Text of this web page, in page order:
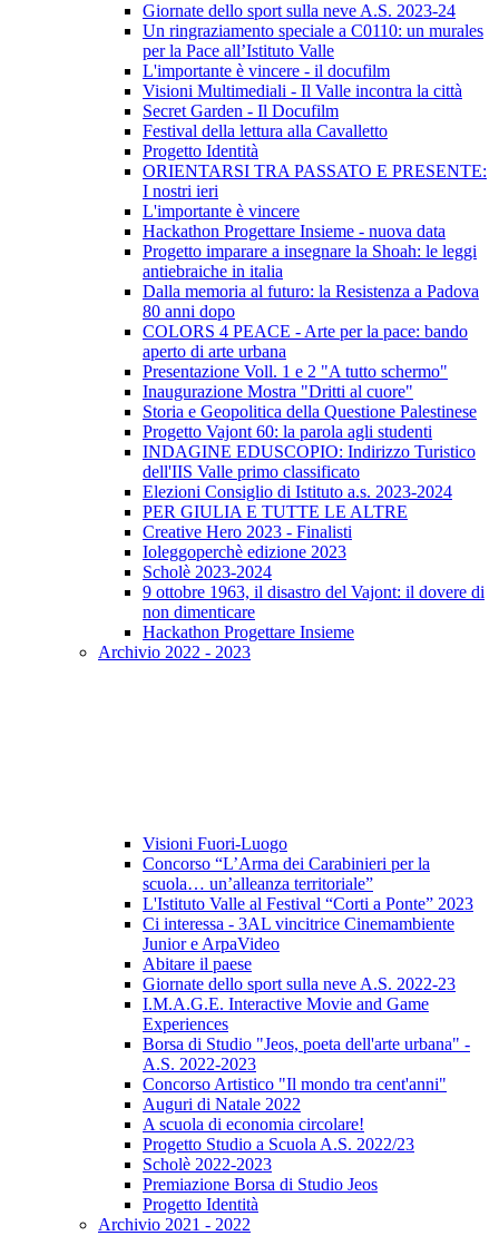
Giornate dello sport sulla neve A.S. 2023-24
Un ringraziamento speciale a C0110: un murales
per la Pace all’Istituto Valle
L'importante è vincere - il docufilm
Visioni Multimediali - Il Valle incontra la città
Secret Garden - Il Docufilm
Festival della lettura alla Cavalletto
Progetto Identità
ORIENTARSI TRA PASSATO E PRESENTE:
I nostri ieri
L'importante è vincere
Hackathon Progettare Insieme - nuova data
Progetto imparare a insegnare la Shoah: le leggi
antiebraiche in italia
Dalla memoria al futuro: la Resistenza a Padova
80 anni dopo
COLORS 4 PEACE - Arte per la pace: bando
aperto di arte urbana
Presentazione Voll. 1 e 2 "A tutto schermo"
Inaugurazione Mostra "Dritti al cuore"
Storia e Geopolitica della Questione Palestinese
Progetto Vajont 60: la parola agli studenti
INDAGINE EDUSCOPIO: Indirizzo Turistico
dell'IIS Valle primo classificato
Elezioni Consiglio di Istituto a.s. 2023-2024
PER GIULIA E TUTTE LE ALTRE
Creative Hero 2023 - Finalisti
Ioleggoperchè edizione 2023
Scholè 2023-2024
9 ottobre 1963, il disastro del Vajont: il dovere di
non dimenticare
Hackathon Progettare Insieme
Archivio 2022 - 2023
Visioni Fuori-Luogo
Concorso “L’Arma dei Carabinieri per la
scuola… un’alleanza territoriale”
L'Istituto Valle al Festival “Corti a Ponte” 2023
Ci interessa - 3AL vincitrice Cinemambiente
Junior e ArpaVideo
Abitare il paese
Giornate dello sport sulla neve A.S. 2022-23
I.M.A.G.E. Interactive Movie and Game
Experiences
Borsa di Studio "Jeos, poeta dell'arte urbana" -
A.S. 2022-2023
Concorso Artistico "Il mondo tra cent'anni"
Auguri di Natale 2022
A scuola di economia circolare!
Progetto Studio a Scuola A.S. 2022/23
Scholè 2022-2023
Premiazione Borsa di Studio Jeos
Progetto Identità
Archivio 2021 - 2022